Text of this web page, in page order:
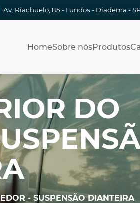
Av. Riachuelo, 85 - Fundos - Diadema - SP
HomeSobre nósProdutos
DO
- SUSPENSÃO DIANTEIRA